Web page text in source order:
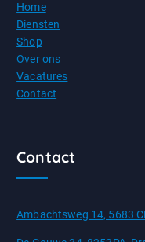
Home
Diensten
Shop
Over ons
Vacatures
Contact
Contact
Ambachtsweg 14, 5683